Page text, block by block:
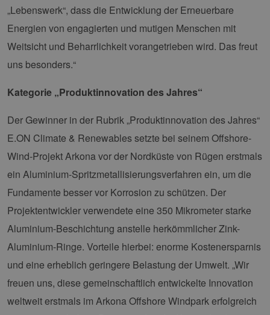
„Lebenswerk“, dass die Entwicklung der Erneuerbare
Energien von engagierten und mutigen Menschen mit
Weitsicht und Beharrlichkeit vorangetrieben wird. Das freut
uns besonders.“
Kategorie „Produktinnovation des Jahres“
Der Gewinner in der Rubrik „Produktinnovation des Jahres“
E.ON Climate & Renewables setzte bei seinem Offshore-
Wind-Projekt Arkona vor der Nordküste von Rügen erstmals
ein Aluminium-Spritzmetallisierungsverfahren ein, um die
Fundamente besser vor Korrosion zu schützen. Der
Projektentwickler verwendete eine 350 Mikrometer starke
Aluminium-Beschichtung anstelle herkömmlicher Zink-
Aluminium-Ringe. Vorteile hierbei: enorme Kostenersparnis
und eine erheblich geringere Belastung der Umwelt. „Wir
freuen uns, diese gemeinschaftlich entwickelte Innovation
weltweit erstmals im Arkona Offshore Windpark erfolgreich